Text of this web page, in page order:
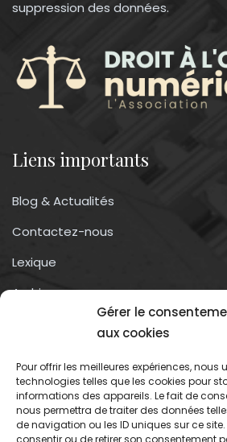
Gérer le
aux cookies
Pour offrir les meilleures expériences, nous
technologies telles que les cookies pour
informations des appareils. Le fait de
nous permettra de traiter des données
de navigation ou les ID uniques sur ce
consentir ou de retirer son consentement
suppression des données.
Liens importants
Blog & Actualités
Contactez-nous
Lexique
Archives
Contactez-nous
Association du droit a l’oubli